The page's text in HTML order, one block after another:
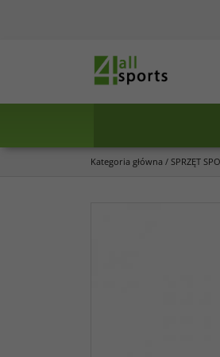
Kategoria główna / SPRZĘT